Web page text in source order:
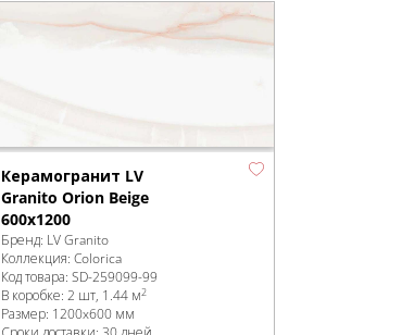
Керамогранит LV
Granito Orion Beige
600x1200
Бренд: LV Granito
Коллекция: Colorica
Код товара: SD-259099-99
В коробке: 2 шт, 1.44 м2
Размер: 1200x600 мм